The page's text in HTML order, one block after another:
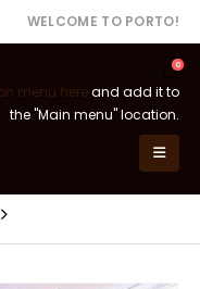
WELCOME TO PORTO!
0
menu hereand add it to
the "Main menu" location.